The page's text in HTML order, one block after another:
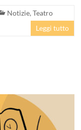
Notizie,Teatro
Leggi tutto